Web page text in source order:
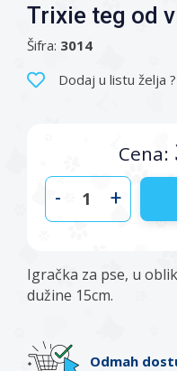
Trixie teg od
Šifra: 3014
Dodaj u listu želja ?
Cena:
- +
Igračka za pse, u
dužine 15cm.
Odmah